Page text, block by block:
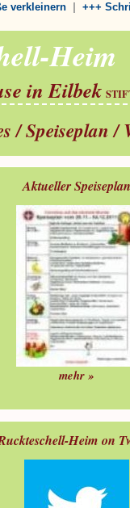
verkleinern | +++
Heim
in Eilbek
/ Speiseplan /
Aktueller Speiseplan
mehr »
Heim on